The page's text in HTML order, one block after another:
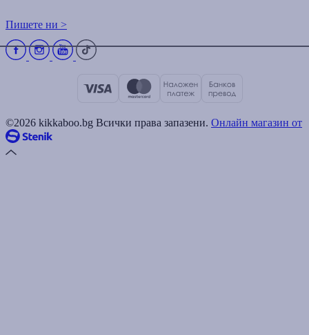
Пишете ни >
©2026 kikkaboo.bg Всички права запазени. Онлайн магазин от